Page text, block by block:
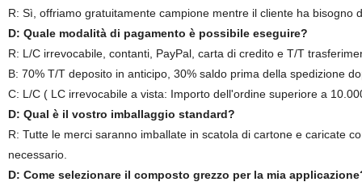
R: Sì, offriamo gratuitamente campione mentre il cliente ha bisogno
D: Quale modalità di pagamento è possibile eseguire?
R: L/C irrevocabile, contanti, PayPal, carta di credito e T/T
B: 70% T/T deposito in anticipo, 30% saldo prima della spedizione
C: L/C ( LC irrevocabile a vista: Importo dell'ordine superiore a
D: Qual è il vostro imballaggio standard?
R: Tutte le merci saranno imballate in scatola di cartone e caricate
necessario.
D: Come selezionare il composto grezzo per la mia